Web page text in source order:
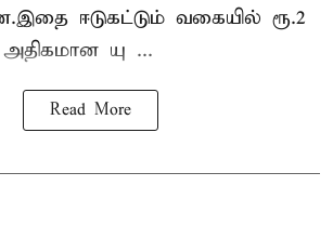
ஈடுகட்டும் வகையில் ரூ.2
யு ...
Read More